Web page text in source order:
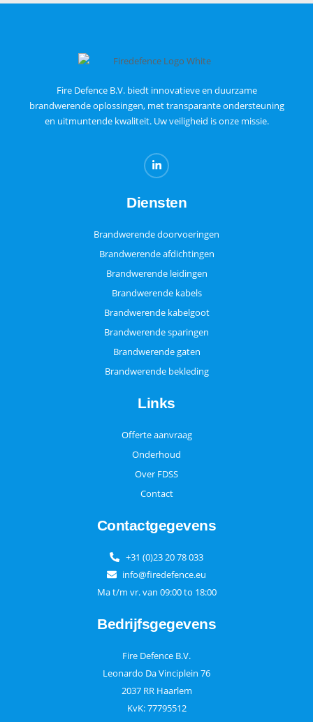
Fire Defence B.V. biedt innovatieve en duurzame
brandwerende oplossingen, met transparante ondersteuning
en uitmuntende kwaliteit. Uw veiligheid is onze missie.
Diensten
Brandwerende doorvoeringen
Brandwerende afdichtingen
Brandwerende leidingen
Brandwerende kabels
Brandwerende kabelgoot
Brandwerende sparingen
Brandwerende gaten
Brandwerende bekleding
Links
Offerte aanvraag
Onderhoud
Over FDSS
Contact
Contactgegevens
+31 (0)23 20 78 033
info@firedefence.eu
Ma t/m vr. van 09:00 to 18:00
Bedrijfsgegevens
Fire Defence B.V.
Leonardo Da Vinciplein 76
2037 RR Haarlem
KvK: 77795512